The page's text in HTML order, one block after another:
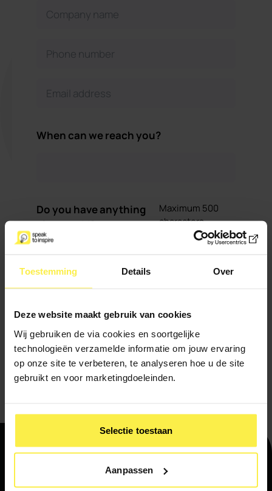
Toestemming Details Over
Deze website maakt gebruik van cookies
Wij gebruiken de via cookies en soortgelijke
technologieën verzamelde informatie om jouw ervaring
op onze site te verbeteren, te analyseren hoe u de site
gebruikt en voor marketingdoeleinden.
Selectie toestaan
Aanpassen
When can we reach you?
Do you have anything
else to add?
Maximum 500
characters
I sign up for the newsletter
About